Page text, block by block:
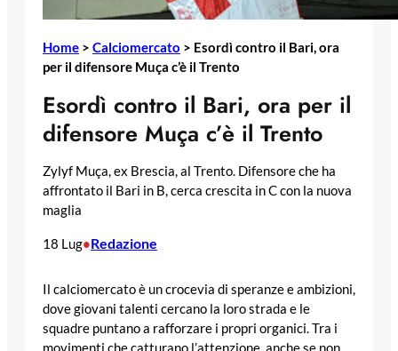
Home > Calciomercato > Esordì contro il Bari, ora
per il difensore Muça c’è il Trento
Esordì contro il Bari, ora per il
difensore Muça c’è il Trento
Zylyf Muça, ex Brescia, al Trento. Difensore che ha
affrontato il Bari in B, cerca crescita in C con la nuova
maglia
18 Lug•Redazione
Il calciomercato è un crocevia di speranze e ambizioni,
dove giovani talenti cercano la loro strada e le
squadre puntano a rafforzare i propri organici. Tra i
movimenti che catturano l’attenzione, anche se non